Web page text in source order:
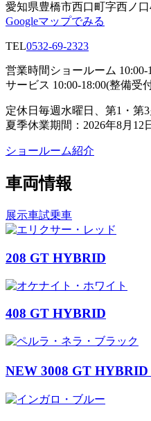
愛知県豊橋市西口町字西ノ口
Googleマップでみる
TEL0532-69-2323
営業時間 ショールーム 10:00-
サービス 10:00-18:00(整備受
定休日 毎週水曜日、第1・第3
夏季休業期間：2026年8月
ショールーム紹介
車両情報
展示車試乗車
208 GT HYBRID
408 GT HYBRID
NEW 3008 GT